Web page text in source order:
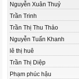
Nguyễn Xuân Thuỷ
Trần Trinh
Trần Thị Thu Thảo
Nguyễn Tuấn Khanh
lê thị huê
Trần Thị Diệp
Phạm phúc hậu